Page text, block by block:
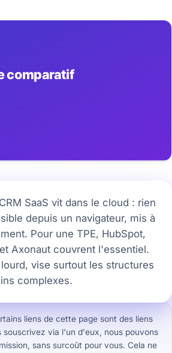
SaaS vit dans le cloud : rien
depuis un navigateur, mis à
Pour une TPE, HubSpot,
Axonaut couvrent l'essentiel.
vise surtout les structures
complexes.
liens de cette page sont des liens
souscrivez via l'un d'eux, nous pouvons
sans surcoût pour vous. Cela ne